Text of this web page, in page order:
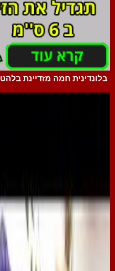
בלונדינית חמה מזדיינת בלהט